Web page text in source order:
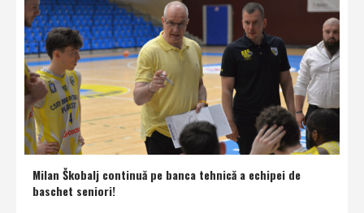
Milan Škobalj continuă pe banca tehnică a echipei de
baschet seniori!